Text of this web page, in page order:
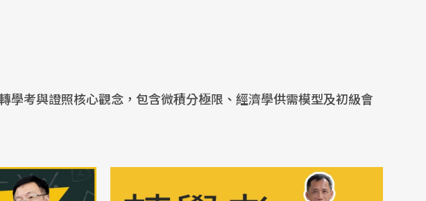
學考與證照核心觀念，包含微積分極限、經濟學供需模型及初級會